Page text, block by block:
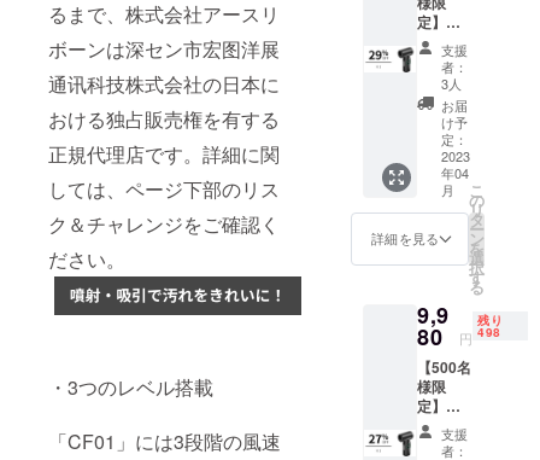
るまで、株式会社アースリ
ボーンは深セン市宏图洋展
通讯科技株式会社の日本に
おける独占販売権を有する
正規代理店です。詳細に関
しては、ページ下部のリス
ク＆チャレンジをご確認く
ださい。
・3つのレベル搭載
「CF01」には3段階の風速
ます。
私たち
は、「世界
中の優れた
ブランドを
発掘し、日
本市場に最
供する。消
ンドの架け
橋となり、
豊かなライ
フスタイル
を創造す
る。」この
定】超
超早割
29％OF
F！ミニ
クリー
ナー
「CF01
」×1 ※
送料無
料（日
本国内
限定）
内容
物：
」本体
×1
USB-A
to Type-
Cケーブ
ル×1 長
口ノズ
ル×1 細
支援
者：
3人
お届
け予
定：
2023
年04
月
詳細を見る
こ
の
リ
タ
ー
ン
を
選
択
す
る
9,9
80 円
残り
498
【500名
様限
定】超
早割
27％OF
支援
者：